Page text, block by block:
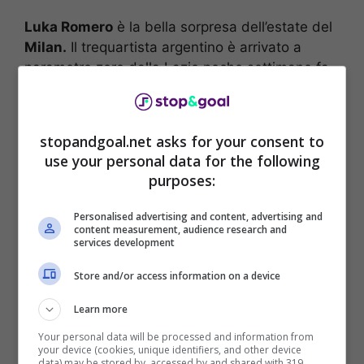
Luka Romero è la bella sorpresa dell’estate del
Milan. Il trequartista argentino è arrivato a
parametro zero dalla Lazio poche settimane fa
posto da titolare ai danni diCharles De
big del calcio europeo.
stopandgoal.net asks for your consent to
use your personal data for the following
purposes:
Personalised advertising and content, advertising and
content measurement, audience research and
services development
Store and/or access information on a device
Learn more
Your personal data will be processed and information from
your device (cookies, unique identifiers, and other device